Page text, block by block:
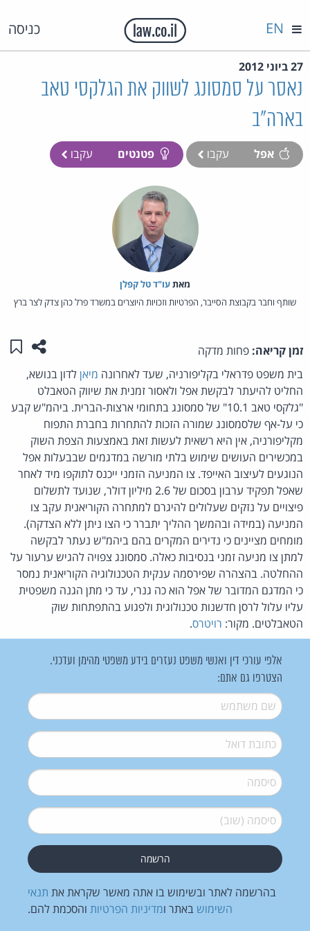
כניסה EN
27 ביוני 2012
נאסר על סמסונג לשווק את הגלקסי טאב
בארה"ב
אפל עקבו פטנטים עקבו
מאת‏עו"ד טל קפלן
שותף וחבר בקבוצת הסייבר, הפרטיות וזכויות היוצרים במשרד פרל כהן צדק לצר ברץ
זמן קריאה: פחות מדקה שתפו
בית משפט פדראלי בקליפורניה, שעד לאחרונה מיאןלדון בנושא,
החליט להיעתר לבקשת אפל ולאסור זמנית את שיווק הטאבלט
"גלקסי טאב 10.1" של סמסונג בתחומי ארצות-הברית. ביהמ"ש קבע
כי על-אף שלסמסונג שמורה הזכות להתחרות בחברת התפוח
מקליפורניה, אין היא רשאית לעשות זאת באמצעות הצפת השוק
במכשירים העושים שימוש בלתי מורשה במדגמים שבבעלות אפל
הנוגעים לעיצוב האייפד. צו המניעה הזמני ייכנס לתוקפו מיד לאחר
שאפל תפקיד ערבון בסכום של 2.6 מיליון דולר, שנועד לתשלום
פיצויים על נזקים שעלולים להיגרם למתחרה הקוריאנית עקב צו
המניעה (במידה ובהמשך ההליך יתברר כי הצו ניתן ללא הצדקה).
מומחים מציינים כי נדירים המקרים בהם ביהמ"ש נעתר לבקשה
למתן צו מניעה זמני בנסיבות כאלה. סמסונג צפויה להגיש ערעור על
ההחלטה. בהצהרה שפירסמה ענקית הטכנולוגיה הקוריאנית נמסר
כי המדגם המדובר של אפל הוא כה גנרי, עד כי מתן הגנה משפטית
עליו עלול לרסן חדשנות טכנולוגית ולפגוע בהתפתחות שוק
הטאבלטים. מקור: רויטרס.
אלפי עורכי דין ואנשי משפט נעזרים בידע משפטי מהימן ועדכני.
הצטרפו גם אתם:
שם משתמש*
דואל*
סיסמה*
סיסמה (שוב)*
בהרשמה לאתר ובשימוש בו אתה מאשר שקראת את תנאי
השימוש באתר ומדיניות הפרטיות והסכמת להם.